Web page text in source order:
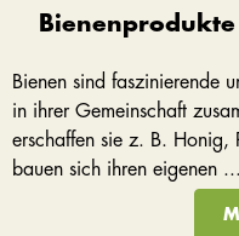
Bienen sind faszinierende
in ihrer Gemeinschaft
erschaffen sie z. B. Honig,
bauen sich ihren eigenen ...